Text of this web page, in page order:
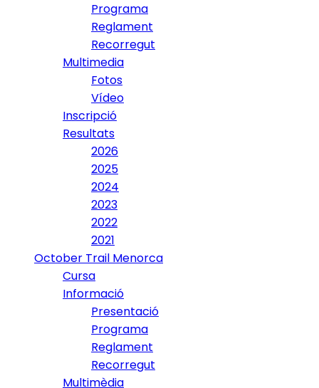
Programa
Reglament
Recorregut
Multimedia
Fotos
Vídeo
Inscripció
Resultats
2026
2025
2024
2023
2022
2021
October Trail Menorca
Cursa
Informació
Presentació
Programa
Reglament
Recorregut
Multimèdia